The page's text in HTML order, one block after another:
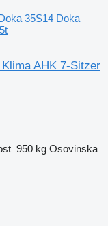
35S14 Doka
AHK 7-Sitzer
950 kg Osovinska